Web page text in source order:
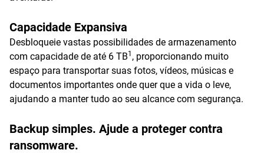
Capacidade Expansiva
Desbloqueie vastas possibilidades de armazenamento
com capacidade de até 6 TB1 , proporcionando muito
espaço para transportar suas fotos, vídeos, músicas e
documentos importantes onde quer que a vida o leve,
ajudando a manter tudo ao seu alcance com segurança.
Backup simples. Ajude a proteger contra
ransomware.